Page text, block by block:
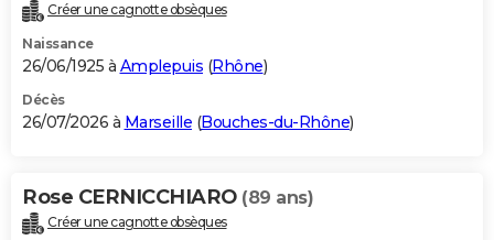
Destinations
City break
Voyage nature
Voyage de noces
Forum
Climat
+PHOTO
GUIDES D'ACHAT
BONS PLANS
Carte de Noël
Carte Bonne année
Carte Saint-Valentin
Carte Pâques
Carte d'anniversaire
DICTIONNAIRE
Créer une cagnotte obsèques
Naissance
26/06/1925 à Amplepuis (Rhône)
Décès
26/07/2026 à Marseille (Bouches-du-Rhône)
Rose CERNICCHIARO (89 ans)
Créer une cagnotte obsèques